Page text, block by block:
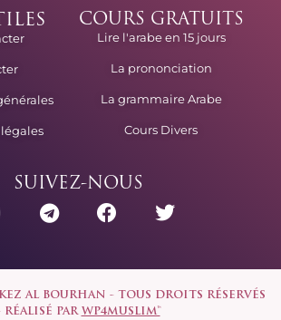
COURS GRATUITS
Lire l'arabe en 15 jours
La prononciation
La grammaire Arabe
Cours Divers
SUIVEZ-NOUS
AL BOURHAN - TOUS DROITS RÉSERVÉS
RÉALISÉ PAR WP4MUSLIM™